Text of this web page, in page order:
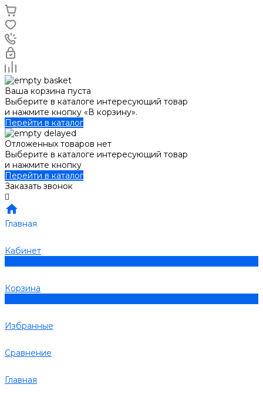
Ваша корзина пуста
Выберите в каталоге интересующий товар
и нажмите кнопку «В корзину».
Перейти в каталог
Отложенных товаров нет
Выберите в каталоге интересующий товар
и нажмите кнопку
Перейти в каталог
Заказать звонок
Главная
Кабинет
Корзина
Избранные
Сравнение
Главная